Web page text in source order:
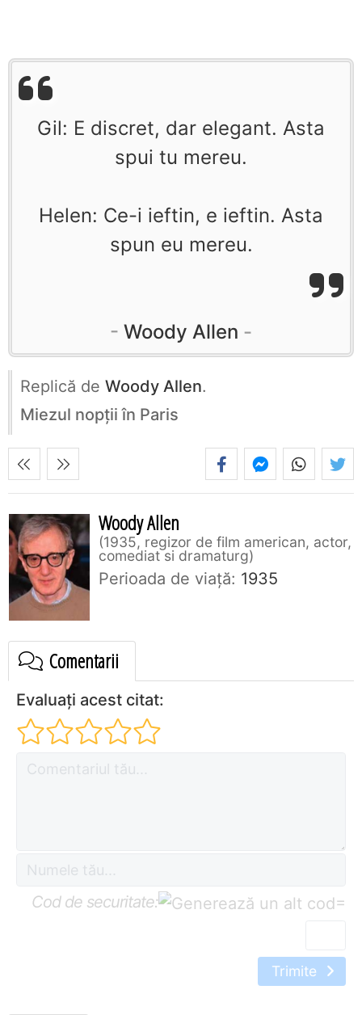
Gil: E discret, dar elegant. Asta
spui tu mereu.
Helen: Ce-i ieftin, e ieftin. Asta
spun eu mereu.
Woody Allen
Replică de Woody Allen.
Miezul nopţii în Paris
Woody Allen
1935, regizor de film american, actor,
comediat si dramaturg
Perioada de viaţă: 1935
Comentarii
Evaluați acest citat:
Cod de securitate: =
Trimite